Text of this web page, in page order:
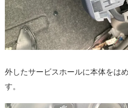
外したサービスホールに本体をは
す。